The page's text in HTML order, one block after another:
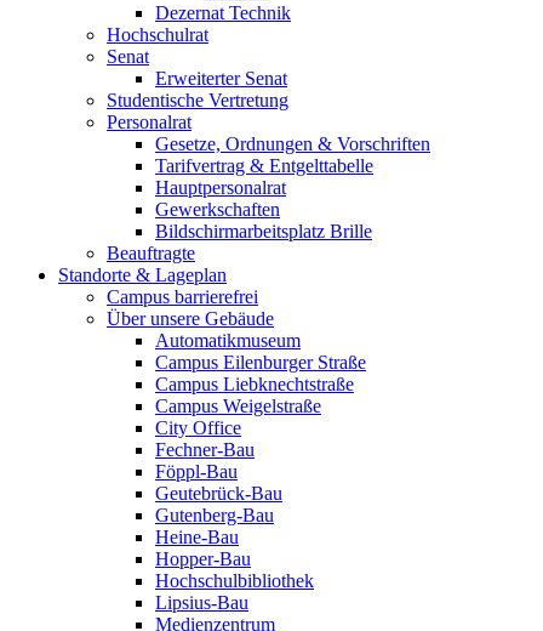
Dezernat Technik
Hochschulrat
Senat
Erweiterter Senat
Studentische Vertretung
Personalrat
Gesetze, Ordnungen & Vorschriften
Tarifvertrag & Entgelttabelle
Hauptpersonalrat
Gewerkschaften
Bildschirmarbeitsplatz Brille
Beauftragte
Standorte & Lageplan
Campus barrierefrei
Über unsere Gebäude
Automatikmuseum
Campus Eilenburger Straße
Campus Liebknechtstraße
Campus Weigelstraße
City Office
Fechner-Bau
Föppl-Bau
Geutebrück-Bau
Gutenberg-Bau
Heine-Bau
Hopper-Bau
Hochschulbibliothek
Lipsius-Bau
Medienzentrum